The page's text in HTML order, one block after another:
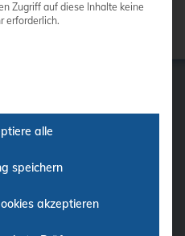
Zugriff auf diese Inhalte keine
erforderlich.
alle
speichern
akzeptieren